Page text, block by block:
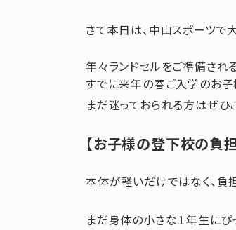
さて本日は、中山スポーツで
年々ランドセルをご準備され
すでに来年の春ご入学のお
まだ迷っておられる方はぜひ
【お子様の登下校の負担
本体が軽いだけではなく、負
まだ身体の小さな１年生にぴ